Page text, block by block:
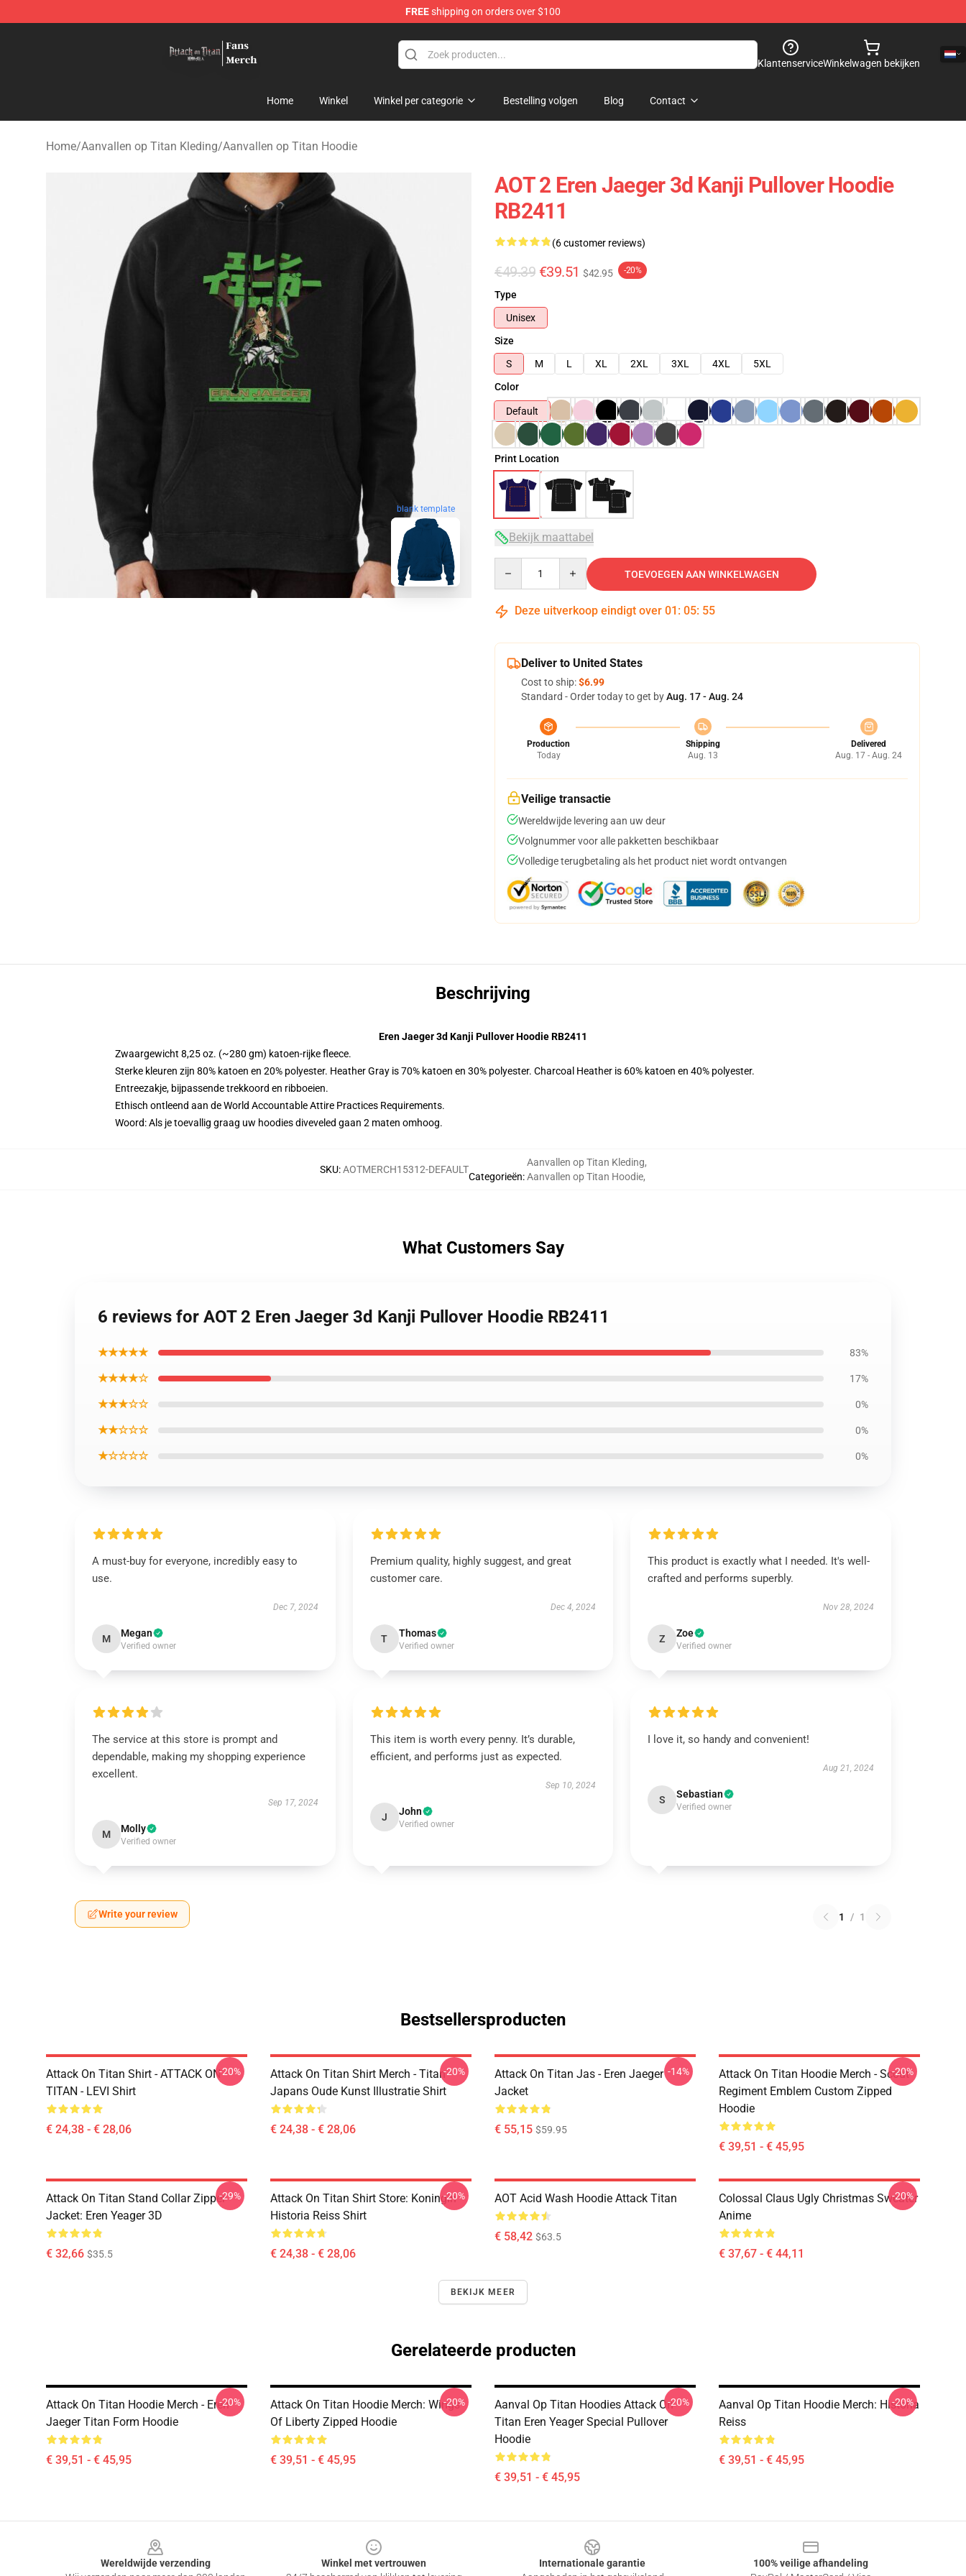
FREEshipping on orders over $100
KlantenserviceWinkelwagen bekijken
Home Winkel Winkel per categorie Bestelling volgen Blog Contact
Home/Aanvallen op Titan Kleding/Aanvallen op Titan Hoodie
blank template
AOT 2 Eren Jaeger 3d Kanji Pullover Hoodie
RB2411
(6 customer reviews)
€49.39 €39.51 $42.95 -20%
Type
Unisex
Size
S
M L XL 2XL 3XL 4XL
5XL
Color
Default
Print Location
Bekijk maattabel
TOEVOEGEN AAN WINKELWAGEN
Deze uitverkoop eindigt over 01 : 05: 54
Deliver to United States
Cost to ship:$6.99
Standard - Order today to get byAug. 17 - Aug. 24
Production
Today
Shipping
Aug. 13
Delivered
Aug. 17 - Aug. 24
Veilige transactie
Wereldwijde levering aan uw deur
Volgnummer voor alle pakketten beschikbaar
Volledige terugbetaling als het product niet wordt ontvangen
Beschrijving
Eren Jaeger 3d Kanji Pullover Hoodie RB2411
Zwaargewicht 8,25 oz. (~280 gm) katoen-rijke fleece.
Sterke kleuren zijn 80% katoen en 20% polyester. Heather Gray is 70% katoen en 30% polyester. Charcoal Heather is 60% katoen en 40% polyester.
Entreezakje, bijpassende trekkoord en ribboeien.
Ethisch ontleend aan de World Accountable Attire Practices Requirements.
Woord: Als je toevallig graag uw hoodies diveveled gaan 2 maten omhoog.
SKU:AOTMERCH15312-DEFAULT
Categorieën:
Aanvallen op Titan Kleding,
Aanvallen op Titan Hoodie,
What Customers Say
6 reviews for AOT 2 Eren Jaeger 3d Kanji Pullover Hoodie RB2411
★★★★★ 83%
★★★★☆ 17%
★★★☆☆ 0%
★★☆☆☆ 0%
★☆☆☆☆ 0%
A must-buy for everyone, incredibly easy to
use.
Dec 7, 2024
M Megan
Verified owner
Premium quality, highly suggest, and great
customer care.
Dec 4, 2024
T Thomas
Verified owner
This product is exactly what I needed. It's well-
crafted and performs superbly.
Nov 28, 2024
Z Zoe
Verified owner
The service at this store is prompt and
dependable, making my shopping experience
excellent.
Sep 17, 2024
M Molly
Verified owner
This item is worth every penny. It’s durable,
efficient, and performs just as expected.
Sep 10, 2024
J John
Verified owner
I love it, so handy and convenient!
Aug 21, 2024
S Sebastian
Verified owner
Write your review 1 / 1
Bestsellersproducten
Attack On Titan Shirt - ATTACK ON
TITAN - LEVI Shirt
€ 24,38 - € 28,06
-20%
Attack On Titan Shirt Merch - Titan
Japans Oude Kunst Illustratie Shirt
€ 24,38 - € 28,06
-20%
Attack On Titan Jas - Eren Jaeger
Jacket
€ 55,15 $59.95
-14%
Attack On Titan Hoodie Merch - Scout
Regiment Emblem Custom Zipped
Hoodie
€ 39,51 - € 45,95
-20%
Attack On Titan Stand Collar Zipper
Jacket: Eren Yeager 3D
€ 32,66 $35.5
-29%
Attack On Titan Shirt Store: Koningin
Historia Reiss Shirt
€ 24,38 - € 28,06
-20% AOT Acid Wash Hoodie Attack Titan
€ 58,42 $63.5
Colossal Claus Ugly Christmas Sweater
Anime
€ 37,67 - € 44,11
-20%
BEKIJK MEER
Gerelateerde producten
Attack On Titan Hoodie Merch - Eren
Jaeger Titan Form Hoodie
€ 39,51 - € 45,95
-20%
Attack On Titan Hoodie Merch: Wings
Of Liberty Zipped Hoodie
€ 39,51 - € 45,95
-20%
Aanval Op Titan Hoodies Attack On
Titan Eren Yeager Special Pullover
Hoodie
€ 39,51 - € 45,95
-20%
Aanval Op Titan Hoodie Merch: Historia
Reiss
€ 39,51 - € 45,95
-20%
Wereldwijde verzending
Winkel met vertrouwen
Internationale garantie
100% veilige afhandeling